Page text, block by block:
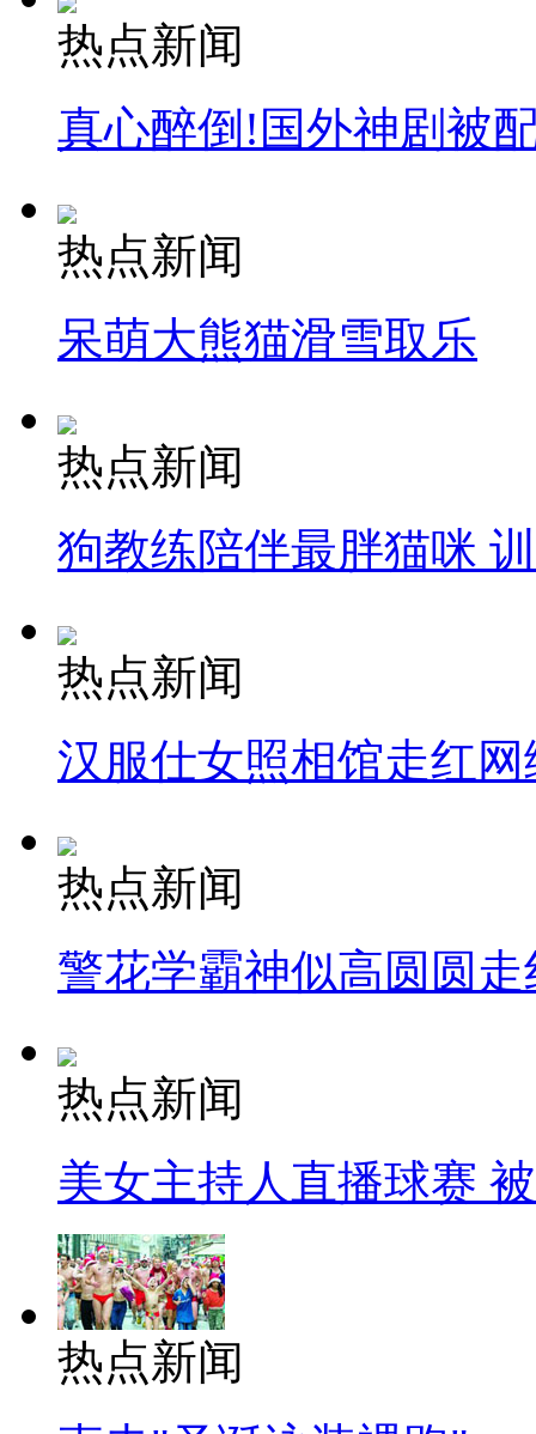
司机酒驾遇交警 急速倒车逃窜
热点新闻
真心醉倒!国外神剧被
热点新闻
呆萌大熊猫滑雪取乐
热点新闻
狗教练陪伴最胖猫咪
热点新闻
汉服仕女照相馆走红网
热点新闻
警花学霸神似高圆圆走
热点新闻
美女主持人直播球赛
热点新闻